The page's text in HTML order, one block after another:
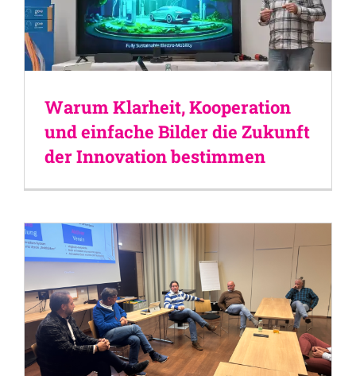
Warum Klarheit, Kooperation
und einfache Bilder die Zukunft
der Innovation bestimmen